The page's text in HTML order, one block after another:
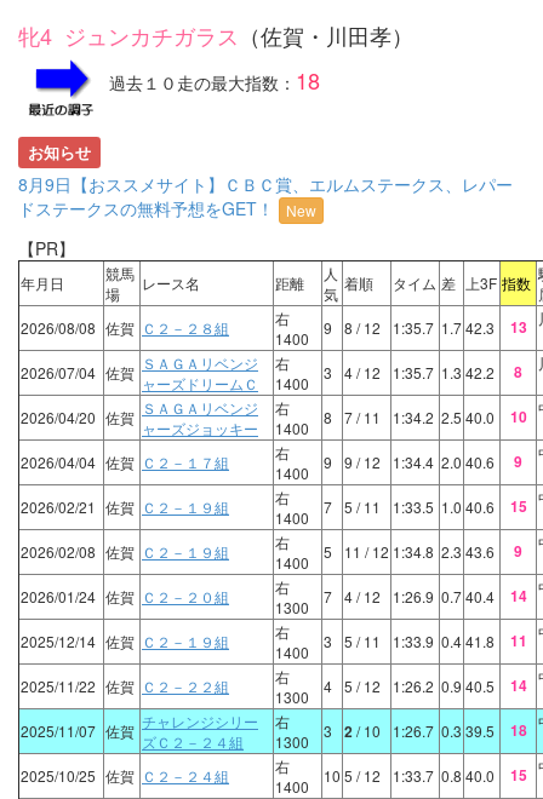
牝4 ジュンカチガラス （佐賀・川田孝）
過去１０走の最大指数： 18
お知らせ
8月9日【おススメサイト】ＣＢＣ賞、エルムステークス、レパー
ドステークスの無料予想をGET！
New
【PR】
年月日
競馬
場
レース名 距離
人
気
着順 タイム 差 上3F 指数
2026/08/08 佐賀 Ｃ２－２８組
右
1400
9 8 / 12 1:35.7 1.742.3 13
2026/07/04 佐賀 ＳＡＧＡリベンジ
ャーズドリームＣ
右
1400
3 4/ 12 1:35.7 1.3 42.2 8
2026/04/20 佐賀 ＳＡＧＡリベンジ
ャーズジョッキー
右
1400
8 7/ 11 1:34.2 2.5 40.0 10
2026/04/04 佐賀 Ｃ２－１７組
右
1400
9 9 / 12 1:34.4 2.0 40.6 9
2026/02/21 佐賀 Ｃ２－１９組
右
1400
7 5 / 11 1:33.5 1.0 40.6 15
2026/02/08 佐賀 Ｃ２－１９組
右
1400
5 11 / 12 1:34.8 2.3 43.6 9
2026/01/24 佐賀 Ｃ２－２０組
右
1300
7 4/ 12 1:26.9 0.740.4 14
2025/12/14 佐賀 Ｃ２－１９組
右
1400
3 5 / 11 1:33.9 0.441.8 11
2025/11/22 佐賀 Ｃ２－２２組
右
1300
4 5 / 12 1:26.2 0.9 40.5 14
2025/11/07 佐賀 チャレンジシリー
ズＣ２－２４組
右
1300
3 2/ 10 1:26.7 0.3 39.5 18
2025/10/25 佐賀 Ｃ２－２４組
右
1400
10 5 / 12 1:33.7 0.8 40.0 15